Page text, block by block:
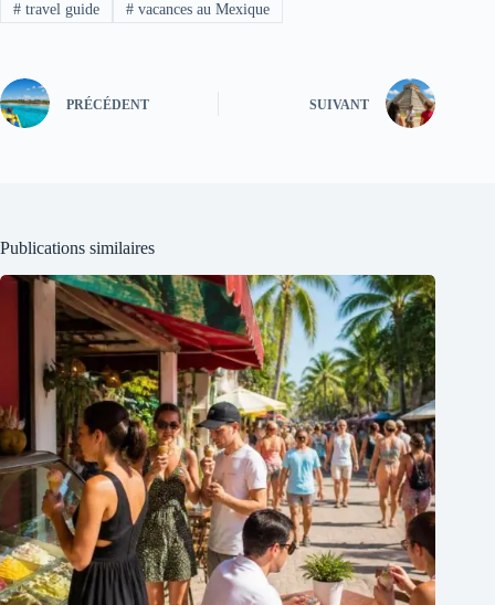
#travel guide #vacances au Mexique
PRÉCÉDENT SUIVANT
Publications similaires